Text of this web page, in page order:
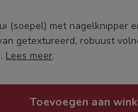
(soepel) met nagelknipper
getextureerd, robuust
Lees meer.
Toevoegen aan